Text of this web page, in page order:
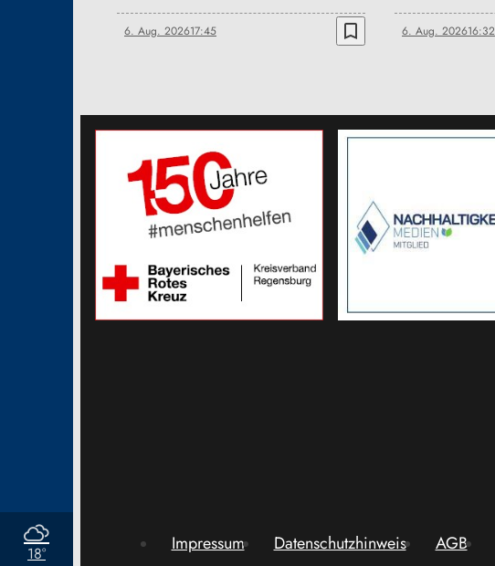
18°
6. Aug. 202617:45 bookmark_border 6. Aug. 202616:32
Impressum Datenschutzhinweis AGB